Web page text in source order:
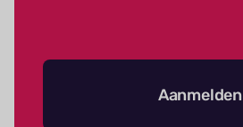
Aanmelden